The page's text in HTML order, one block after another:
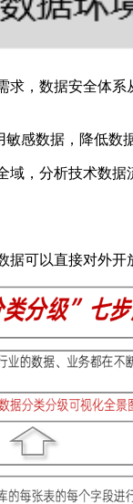
，数据安全体
感数据，降低
域，分析技术数
可以直接对外开